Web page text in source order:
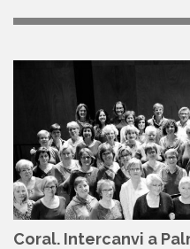
Coral. Intercanvi a